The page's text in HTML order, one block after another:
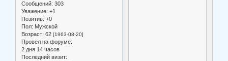
Сообщений: 303
Уважение: +1
Позитив: +0
Пол: Мужской
Возраст: 62 [1963-08-20]
Провел на форуме:
2 дня 14 часов
Последний визит: